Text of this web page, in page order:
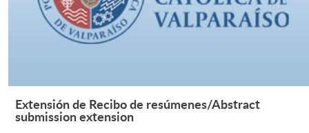
Leer Más +
Extensión de Recibo de resúmenes/Abstract
submission extension